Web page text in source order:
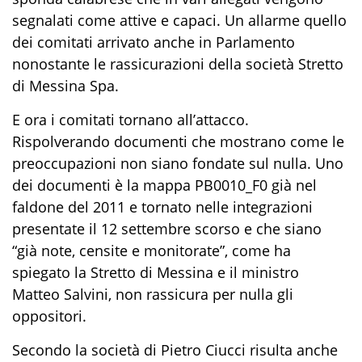
segnalati come attive e capaci. Un allarme quello
dei comitati arrivato anche in Parlamento
nonostante le rassicurazioni della società Stretto
di Messina Spa.
E ora i comitati tornano all’attacco.
Rispolverando documenti che mostrano come le
preoccupazioni non siano fondate sul nulla. Uno
dei documenti è la mappa PB0010_F0 già nel
faldone del 2011 e tornato nelle integrazioni
presentate il 12 settembre scorso e che siano
“già note, censite e monitorate”, come ha
spiegato la Stretto di Messina e il ministro
Matteo Salvini, non rassicura per nulla gli
oppositori.
Secondo la società di Pietro Ciucci risulta anche